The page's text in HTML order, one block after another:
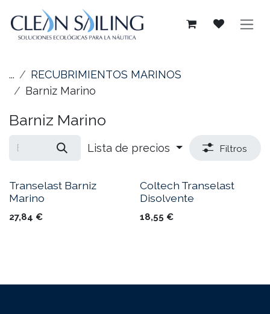
Ir al contenido
...
RECUBRIMIENTOS MARINOS
Barniz Marino
Barniz Marino
Lista de precios Filtros
Transelast Barniz
Marino
27,84 €
Coltech Transelast
Disolvente
18,55 €